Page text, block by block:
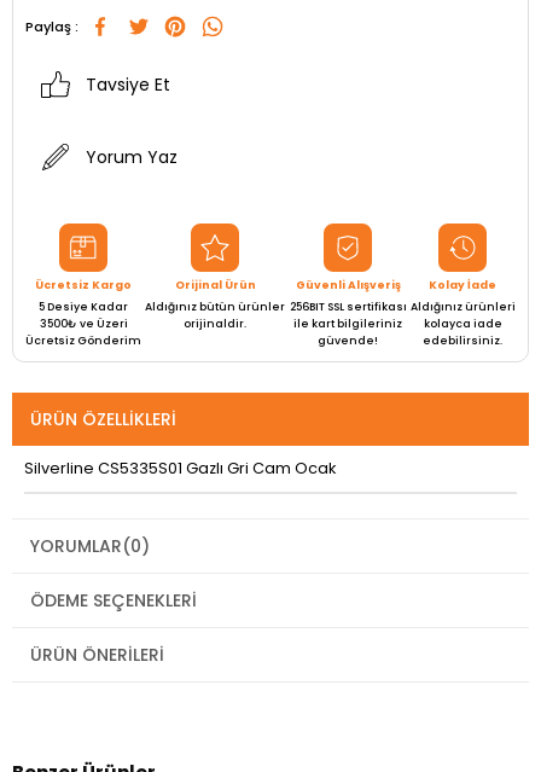
Paylaş :
Tavsiye Et
Yorum Yaz
Ücretsiz Kargo
5 Desiye Kadar
3500₺ ve Üzeri
Ücretsiz Gönderim
Orijinal Ürün
Aldığınız bütün ürünler
orijinaldir.
Güvenli Alışveriş
256BIT SSL sertifikası
ile kart bilgileriniz
güvende!
Kolay İade
Aldığınız ürünleri
kolayca iade
edebilirsiniz.
ÜRÜN ÖZELLIKLERI
Silverline CS5335S01 Gazlı Gri Cam Ocak
YORUMLAR(0)
ÖDEME SEÇENEKLERI
ÜRÜN ÖNERILERI